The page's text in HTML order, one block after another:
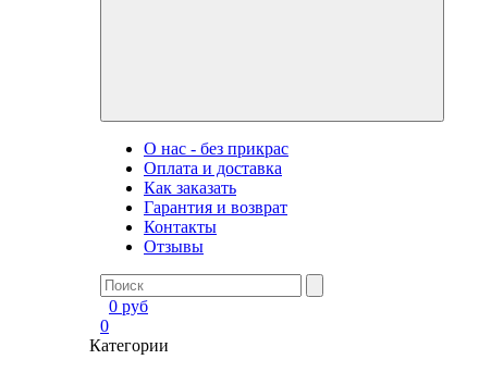
О нас - без прикрас
Оплата и доставка
Как заказать
Гарантия и возврат
Контакты
Отзывы
0
0 руб
Категории